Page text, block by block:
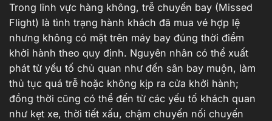
Trong lĩnh vực hàng không, trễ chuyến bay (Missed
Flight) là tình trạng hành khách đã mua vé hợp lệ
nhưng không có mặt trên máy bay đúng thời điểm
khởi hành theo quy định. Nguyên nhân có thể xuất
phát từ yếu tố chủ quan như đến sân bay muộn, làm
thủ tục quá trễ hoặc không kịp ra cửa khởi hành;
đồng thời cũng có thể đến từ các yếu tố khách quan
như kẹt xe, thời tiết xấu, chậm chuyến nối chuyến